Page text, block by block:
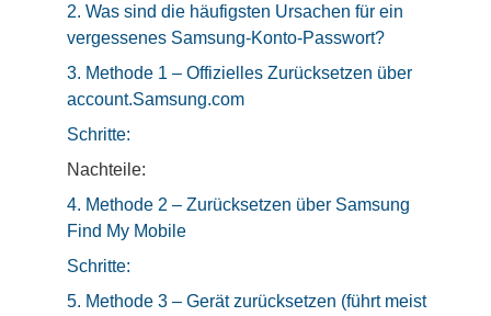
2. Was sind die häufigsten Ursachen für ein
vergessenes Samsung-Konto-Passwort?
3. Methode 1 – Offizielles Zurücksetzen über
account.Samsung.com
Schritte:
Nachteile:
4. Methode 2 – Zurücksetzen über Samsung
Find My Mobile
Schritte:
5. Methode 3 – Gerät zurücksetzen (führt meist